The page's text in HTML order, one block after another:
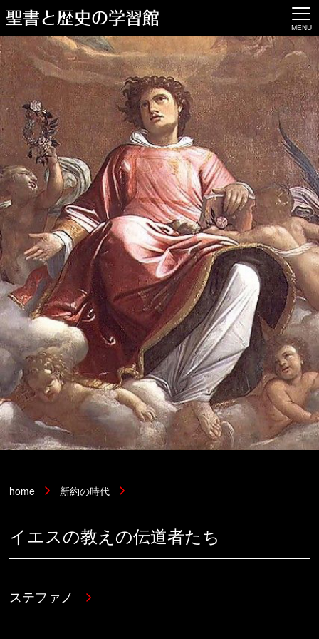
聖書と歴史の学習館
MENU
home 新約の時代
イエスの教えの伝道者たち
ステファノ